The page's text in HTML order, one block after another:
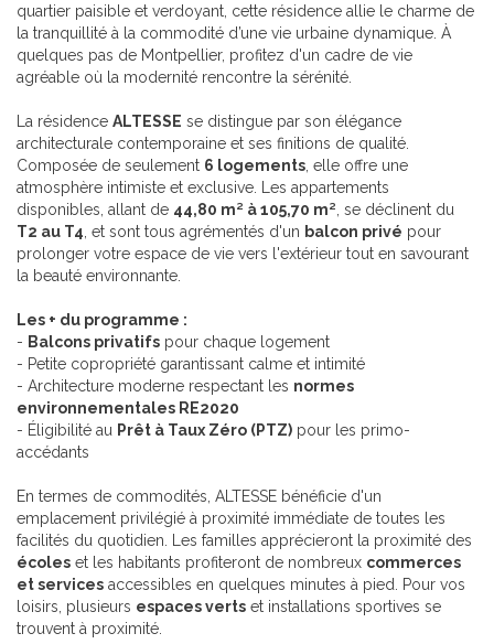
quartier paisible et verdoyant, cette résidence allie le charme de
la tranquillité à la commodité d’une vie urbaine dynamique. À
quelques pas de Montpellier, profitez d'un cadre de vie
agréable où la modernité rencontre la sérénité.
La résidence ALTESSE se distingue par son élégance
architecturale contemporaine et ses finitions de qualité.
Composée de seulement 6 logements, elle offre une
atmosphère intimiste et exclusive. Les appartements
disponibles, allant de 44,80 m² à 105,70 m², se déclinent du
T2 au T4, et sont tous agrémentés d'un balcon privé pour
prolonger votre espace de vie vers l'extérieur tout en savourant
la beauté environnante.
Les + du programme :
- Balcons privatifs pour chaque logement
- Petite copropriété garantissant calme et intimité
- Architecture moderne respectant les normes
environnementales RE2020
- Éligibilité au Prêt à Taux Zéro (PTZ) pour les primo-
accédants
En termes de commodités, ALTESSE bénéficie d'un
emplacement privilégié à proximité immédiate de toutes les
facilités du quotidien. Les familles apprécieront la proximité des
écoles et les habitants profiteront de nombreux commerces
et services accessibles en quelques minutes à pied. Pour vos
loisirs, plusieurs espaces verts et installations sportives se
trouvent à proximité.